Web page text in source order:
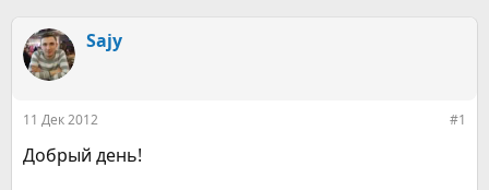
о
р
м
ы
а
а
л
а
Sajy
11 Дек 2012 #1
Добрый день!